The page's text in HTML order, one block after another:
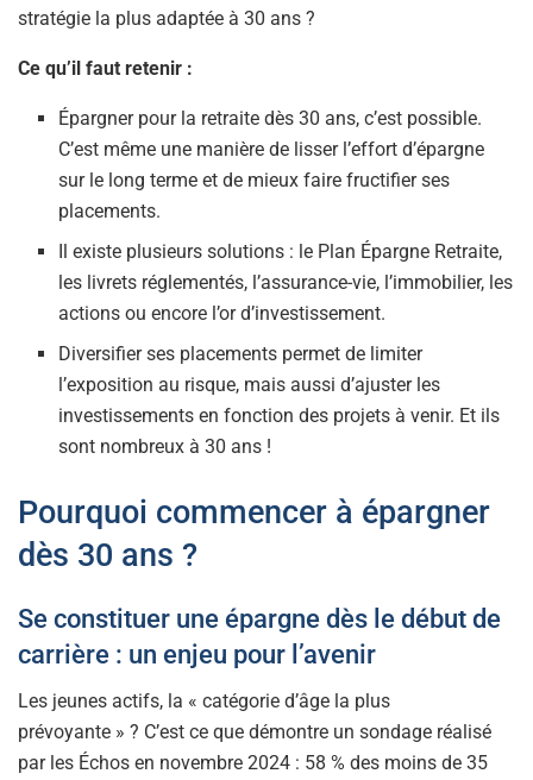
stratégie la plus adaptée à 30 ans ?
Ce qu’il faut retenir :
Épargner pour la retraite dès 30 ans, c’est possible.
C’est même une manière de lisser l’effort d’épargne
sur le long terme et de mieux faire fructifier ses
placements.
Il existe plusieurs solutions : le Plan Épargne Retraite,
les livrets réglementés, l’assurance-vie, l’immobilier, les
actions ou encore l’or d’investissement.
Diversifier ses placements permet de limiter
l’exposition au risque, mais aussi d’ajuster les
investissements en fonction des projets à venir. Et ils
sont nombreux à 30 ans !
Pourquoi commencer à épargner
dès 30 ans ?
Se constituer une épargne dès le début de
carrière : un enjeu pour l’avenir
Les jeunes actifs, la « catégorie d’âge la plus
prévoyante » ? C’est ce que démontre un sondage réalisé
par les Échos en novembre 2024 : 58 % des moins de 35